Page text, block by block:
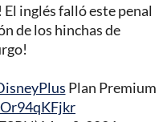
El inglés falló este penal
de los hinchas de
Plan Premium